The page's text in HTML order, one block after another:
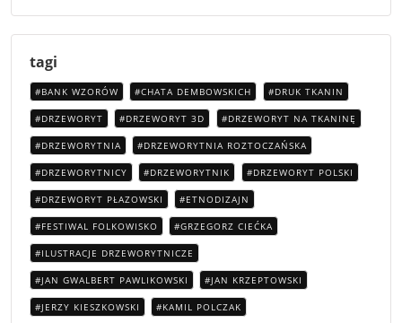
tagi
BANK WZORÓW CHATA DEMBOWSKICH DRUK TKANIN
DRZEWORYT DRZEWORYT 3D DRZEWORYT NA TKANINĘ
DRZEWORYTNIA DRZEWORYTNIA ROZTOCZAŃSKA
DRZEWORYTNICY DRZEWORYTNIK DRZEWORYT POLSKI
DRZEWORYT PŁAZOWSKI ETNODIZAJN
FESTIWAL FOLKOWISKO GRZEGORZ CIEĆKA
ILUSTRACJE DRZEWORYTNICZE
JAN GWALBERT PAWLIKOWSKI JAN KRZEPTOWSKI
JERZY KIESZKOWSKI KAMIL POLCZAK